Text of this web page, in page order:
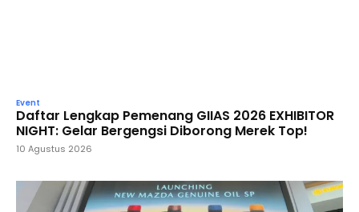
Event
Daftar Lengkap Pemenang GIIAS 2026 EXHIBITOR
NIGHT: Gelar Bergengsi Diborong Merek Top!
10 Agustus 2026